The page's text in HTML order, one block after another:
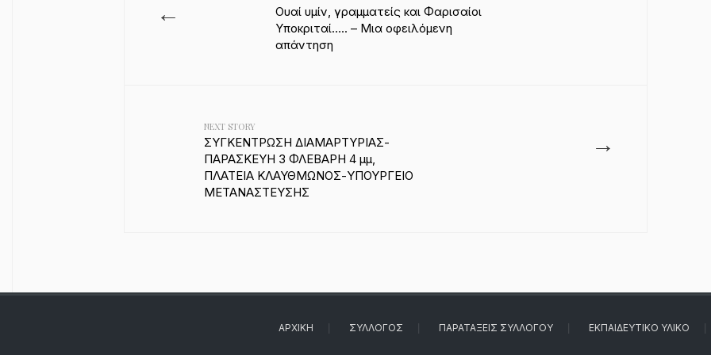
←
Ουαί υμίν, γραμματείς και Φαρισαίοι
Υποκριταί….. – Μια οφειλόμενη
απάντηση
→
NEXT STORY
ΣΥΓΚΕΝΤΡΩΣΗ ΔΙΑΜΑΡΤΥΡΙΑΣ-
ΠΑΡΑΣΚΕΥΗ 3 ΦΛΕΒΑΡΗ 4 μμ,
ΠΛΑΤΕΙΑ ΚΛΑΥΘΜΩΝΟΣ-ΥΠΟΥΡΓΕΙΟ
ΜΕΤΑΝΑΣΤΕΥΣΗΣ
ΑΡΧΙΚΉ ΣΎΛΛΟΓΟΣ ΠΑΡΑΤΆΞΕΙΣ ΣΥΛΛΌΓΟΥ ΕΚΠΑΙΔΕΥΤΙΚΌ ΥΛΙΚΌ